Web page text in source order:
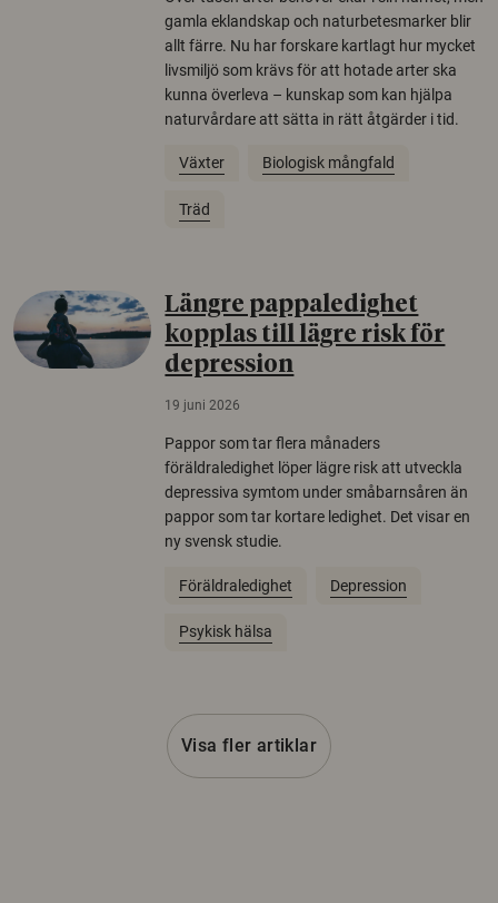
gamla eklandskap och naturbetesmarker blir
allt färre. Nu har forskare kartlagt hur mycket
livsmiljö som krävs för att hotade arter ska
kunna överleva – kunskap som kan hjälpa
naturvårdare att sätta in rätt åtgärder i tid.
Växter Biologisk mångfald
Träd
Längre pappaledighet
kopplas till lägre risk för
depression
19 juni 2026
Pappor som tar flera månaders
föräldraledighet löper lägre risk att utveckla
depressiva symtom under småbarnsåren än
pappor som tar kortare ledighet. Det visar en
ny svensk studie.
Föräldraledighet Depression
Psykisk hälsa
Visa fler artiklar